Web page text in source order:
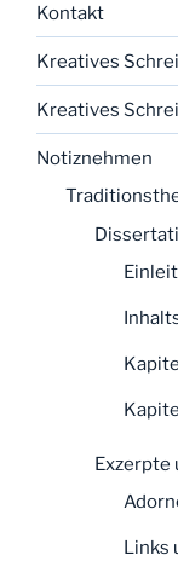
Kontakt
Kreatives
Kreatives
Notiznehmen
Exzerpte
Links